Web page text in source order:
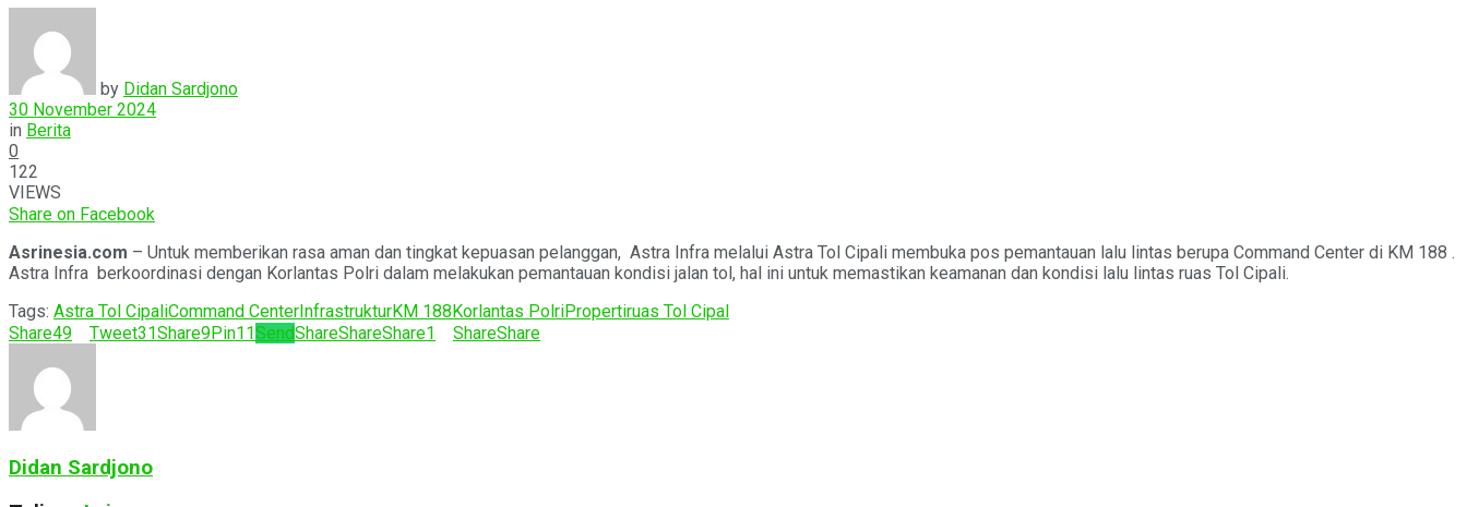
by Didan Sardjono
30 November 2024
in Berita
0
122
VIEWS
Share on Facebook
Asrinesia.com – Untuk memberikan rasa aman dan tingkat kepuasan pelanggan, Astra Infra melalui Astra Tol Cipali membuka pos pemantauan lalu lintas berupa Command Center di KM 188 .
Astra Infra berkoordinasi dengan Korlantas Polri dalam melakukan pemantauan kondisi jalan tol, hal ini untuk memastikan keamanan dan kondisi lalu lintas ruas Tol Cipali.
Tags: Astra Tol CipaliCommand CenterInfrastrukturKM 188Korlantas PolriPropertiruas Tol Cipal
Share49 Tweet31Share9Pin11SendShareShareShare1 ShareShare
Didan Sardjono